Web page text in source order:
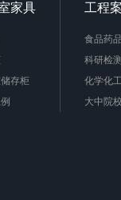
家具
存柜
工程
食品药
科研检
化学化
大中院